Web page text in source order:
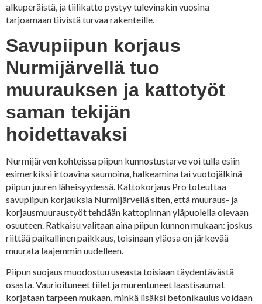
alkuperäistä, ja tiilikatto pystyy tulevinakin vuosina
tarjoamaan tiivistä turvaa rakenteille.
Savupiipun korjaus
Nurmijärvellä tuo
muurauksen ja kattotyöt
saman tekijän
hoidettavaksi
Nurmijärven kohteissa piipun kunnostustarve voi tulla esiin
esimerkiksi irtoavina saumoina, halkeamina tai vuotojälkinä
piipun juuren läheisyydessä. Kattokorjaus Pro toteuttaa
savupiipun korjauksia Nurmijärvellä siten, että muuraus- ja
korjausmuuraustyöt tehdään kattopinnan yläpuolella olevaan
osuuteen. Ratkaisu valitaan aina piipun kunnon mukaan: joskus
riittää paikallinen paikkaus, toisinaan yläosa on järkevää
muurata laajemmin uudelleen.
Piipun suojaus muodostuu useasta toisiaan täydentävästä
osasta. Vaurioituneet tiilet ja murentuneet laastisaumat
korjataan tarpeen mukaan, minkä lisäksi betonikaulus voidaan